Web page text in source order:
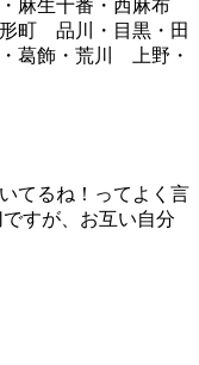
麻生十番・西麻布
町 品川・目黒・田
葛飾・荒川 上野・
てるね！ってよく言
すが、お互い自分